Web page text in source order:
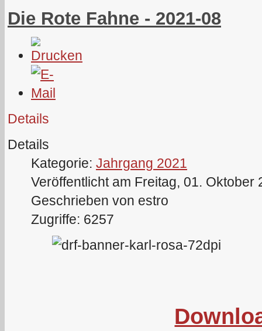
Die Rote Fahne - 2021-08
Details
Details
Kategorie: Jahrgang 2021
Veröffentlicht am Freitag, 01. Oktober
Geschrieben von estro
Zugriffe: 6257